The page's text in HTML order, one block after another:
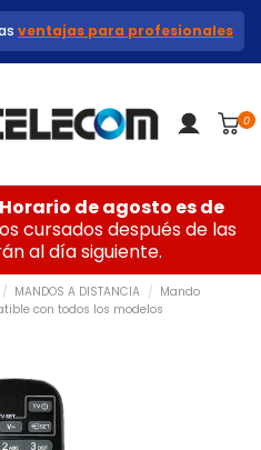
ventajas para profesionales
0
Horario de agosto es de
cursados después de las
al día siguiente.
MANDOS A DISTANCIA
Mando
con todos los modelos